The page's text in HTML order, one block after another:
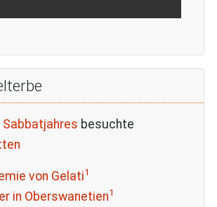
Sabbatjahres besuchte
von Gelati1
in Oberswanetien1